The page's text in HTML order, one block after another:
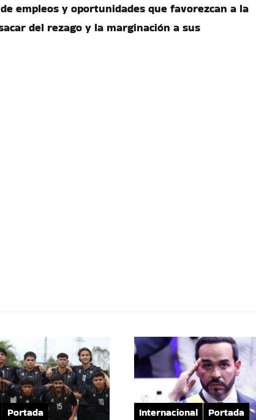
empleos y oportunidades que favorezcan a la
del rezago y la marginación a sus
Portada Internacional Portada